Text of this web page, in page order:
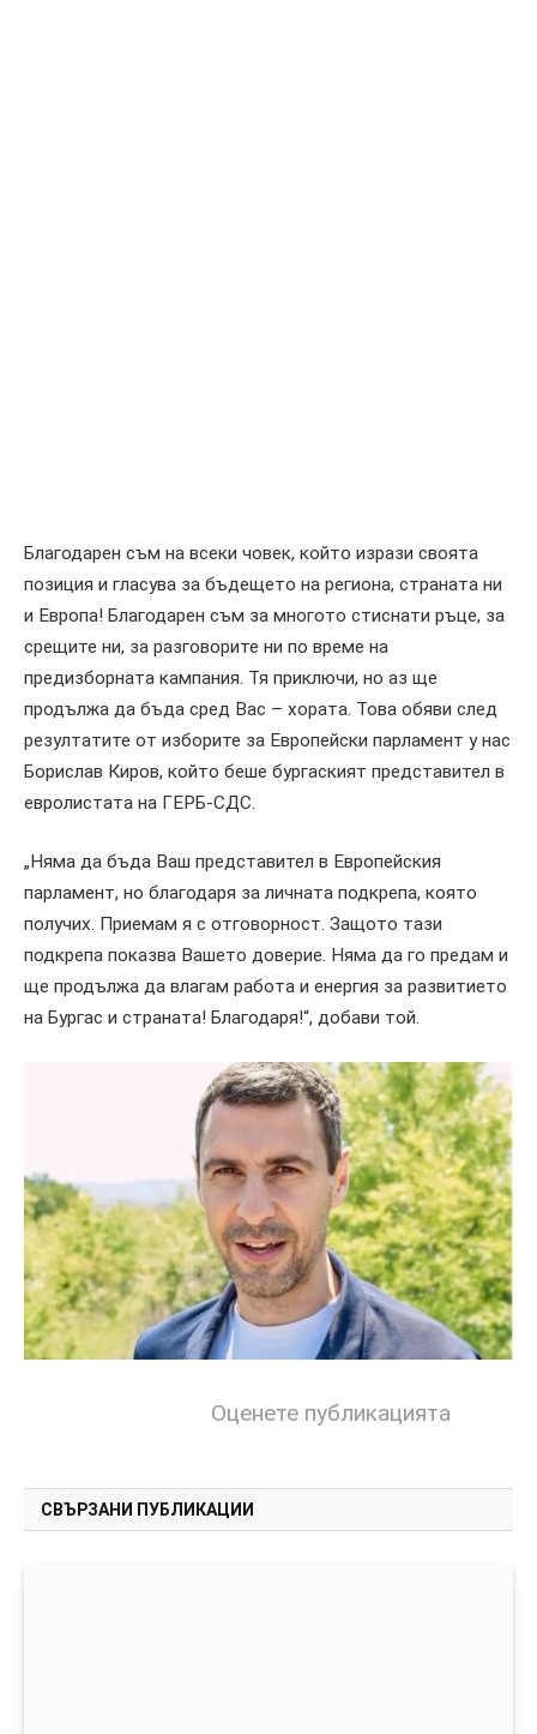
Благодарен съм на всеки човек, който изрази своята
позиция и гласува за бъдещето на региона, страната ни
и Европа! Благодарен съм за многото стиснати ръце, за
срещите ни, за разговорите ни по време на
предизборната кампания. Тя приключи, но аз ще
продължа да бъда сред Вас – хората. Това обяви след
резултатите от изборите за Европейски парламент у нас
Борислав Киров, който беше бургаският представител в
евролистата на ГЕРБ-СДС.
„ Няма да бъда Ваш представител в Европейския
парламент, но благодаря за личната подкрепа, която
получих. Приемам я с отговорност. Защото тази
подкрепа показва Вашето доверие. Няма да го предам и
ще продължа да влагам работа и енергия за развитието
на Бургас и страната! Благодаря!“, добави той.
Оценете публикацията
СВЪРЗАНИ ПУБЛИКАЦИИ